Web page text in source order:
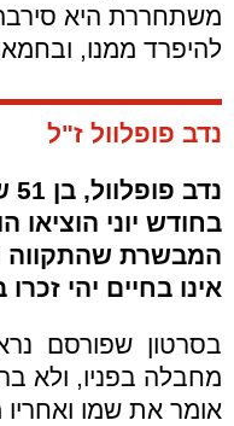
משתחררת היא
להיפרד ממנו,
נדב פופלוול ז"ל
בחודש יוני הוציאו
המבשרת שהתקווה
אינו בחיים יהי זכרו
בסרטון שפורסם
מחבלה בפניו, ולא
אומר את שמו